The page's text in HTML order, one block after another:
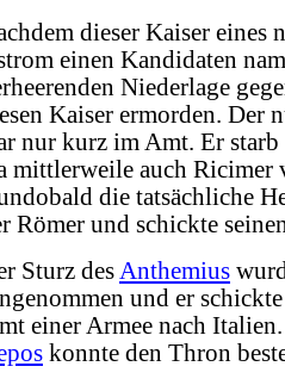
dieser Kaiser eines
einen Kandidaten
Niederlage
Kaiser ermorden. Der
nur kurz im Amt. Er
mittlerweile auch Ricimer
die tatsächliche
Römer und schickte
Sturz des Anthemius
und er
einer Armee nach
konnte den Thron